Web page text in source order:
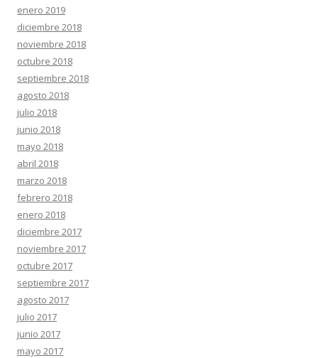
enero 2019
diciembre 2018
noviembre 2018
octubre 2018
septiembre 2018
agosto 2018
julio 2018
junio 2018
mayo 2018
abril 2018
marzo 2018
febrero 2018
enero 2018
diciembre 2017
noviembre 2017
octubre 2017
septiembre 2017
agosto 2017
julio 2017
junio 2017
mayo 2017